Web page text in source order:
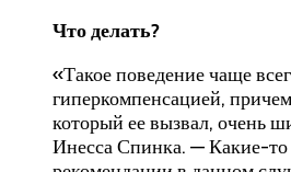
Что делать?
«Такое поведение чаще
гиперкомпенсацией,
который ее вызвал, очень
Инесса Спинка. — Какие-то